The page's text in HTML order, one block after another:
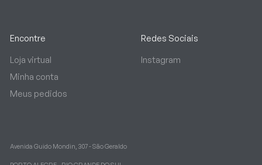
Encontre
Loja virtual
Minha conta
Meus pedidos
Redes Sociais
Instagram
Avenida Guido Mondin, 307 - São Geraldo